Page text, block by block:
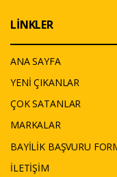
LİNKLER
ANA SAYFA
YENİ ÇIKANLAR
ÇOK SATANLAR
MARKALAR
BAYİLİK BAŞVURU
İLETİŞİM